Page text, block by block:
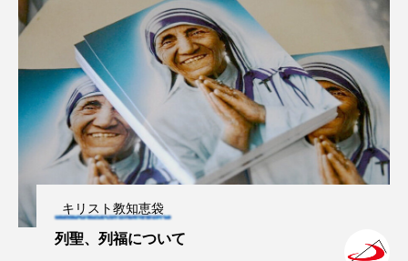
キリスト教知恵袋
列聖、列福について